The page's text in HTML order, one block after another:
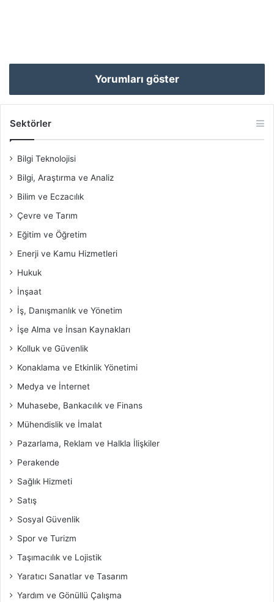
Yorumları göster
Sektörler
Bilgi Teknolojisi
Bilgi, Araştırma ve Analiz
Bilim ve Eczacılık
Çevre ve Tarım
Eğitim ve Öğretim
Enerji ve Kamu Hizmetleri
Hukuk
İnşaat
İş, Danışmanlık ve Yönetim
İşe Alma ve İnsan Kaynakları
Kolluk ve Güvenlik
Konaklama ve Etkinlik Yönetimi
Medya ve İnternet
Muhasebe, Bankacılık ve Finans
Mühendislik ve İmalat
Pazarlama, Reklam ve Halkla İlişkiler
Perakende
Sağlık Hizmeti
Satış
Sosyal Güvenlik
Spor ve Turizm
Taşımacılık ve Lojistik
Yaratıcı Sanatlar ve Tasarım
Yardım ve Gönüllü Çalışma